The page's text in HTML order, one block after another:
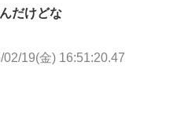
だけどな
02/19(金) 16:51:20.47